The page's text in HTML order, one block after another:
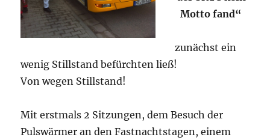
Motto fand“
zunächst ein
wenig Stillstand befürchten ließ!
Von wegen Stillstand!
Mit erstmals 2 Sitzungen, dem Besuch der
Pulswärmer an den Fastnachtstagen, einem